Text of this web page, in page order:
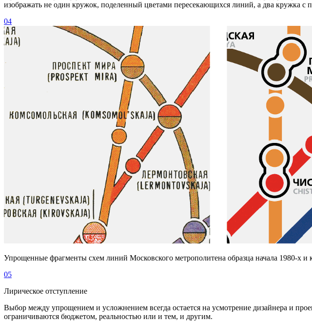
изображать не один кружок, поделенный цветами пересекающихся линий, а два кружка с
04
Упрощенные фрагменты схем линий Московского метрополитена образца начала 1980-х и
05
Лирическое отступление
Выбор между упрощением и усложнением всегда остается на усмотрение дизайнера и
ограничиваются бюджетом, реальностью или и тем, и другим.